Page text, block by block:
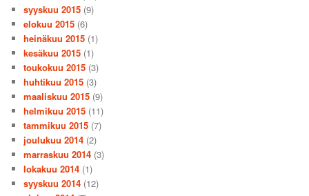
syyskuu 2015 (9)
elokuu 2015 (6)
heinäkuu 2015 (1)
kesäkuu 2015 (1)
toukokuu 2015 (3)
huhtikuu 2015 (3)
maaliskuu 2015 (9)
helmikuu 2015 (11)
tammikuu 2015 (7)
joulukuu 2014 (2)
marraskuu 2014 (3)
lokakuu 2014 (1)
syyskuu 2014 (12)